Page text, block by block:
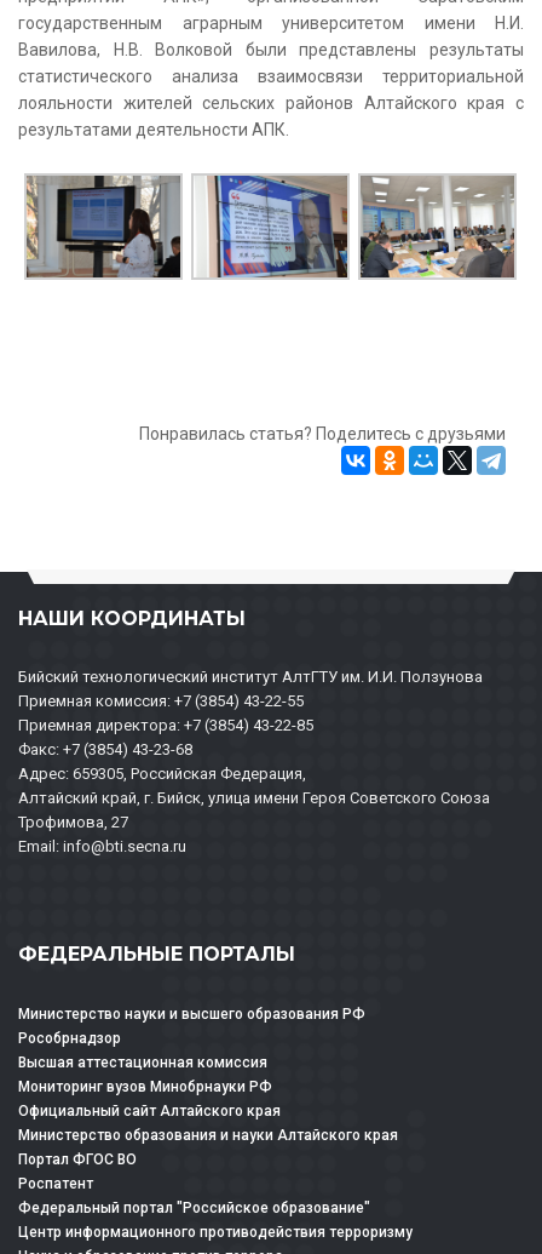
государственным аграрным университетом имени Н.И.
Вавилова, Н.В. Волковой были представлены результаты
статистического анализа взаимосвязи территориальной
лояльности жителей сельских районов Алтайского края с
результатами деятельности АПК.
Понравилась статья? Поделитесь с друзьями
НАШИ КООРДИНАТЫ
Бийский технологический институт АлтГТУ им. И.И. Ползунова
Приемная комиссия: +7 (3854) 43-22-55
Приемная директора: +7 (3854) 43-22-85
Факс: +7 (3854) 43-23-68
Адрес: 659305, Российская Федерация,
Алтайский край, г. Бийск, улица имени Героя Советского Союза
Трофимова, 27
Email: info@bti.secna.ru
ФЕДЕРАЛЬНЫЕ ПОРТАЛЫ
Министерство науки и высшего образования РФ
Рособрнадзор
Высшая аттестационная комиссия
Мониторинг вузов Минобрнауки РФ
Официальный сайт Алтайского края
Министерство образования и науки Алтайского края
Портал ФГОС ВО
Роспатент
Федеральный портал "Российское образование"
Центр информационного противодействия терроризму